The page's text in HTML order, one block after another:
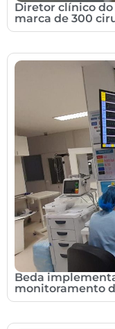
Diretor clínico do
marca de 300
Beda
monitoramento